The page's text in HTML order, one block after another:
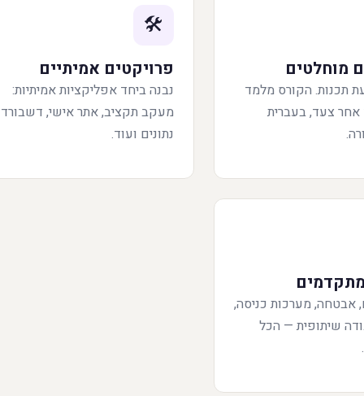
מוחלטים
תכנות. הקורס מלמד
צעד, בעברית
🛠️
פרויקטים אמיתיים
נבנה ביחד אפליקציות אמיתיות:
מעקב תקציב, אתר אישי, דשבורד
נתונים ועוד.
אבטחה, מערכות כניסה,
שיתופית — הכל